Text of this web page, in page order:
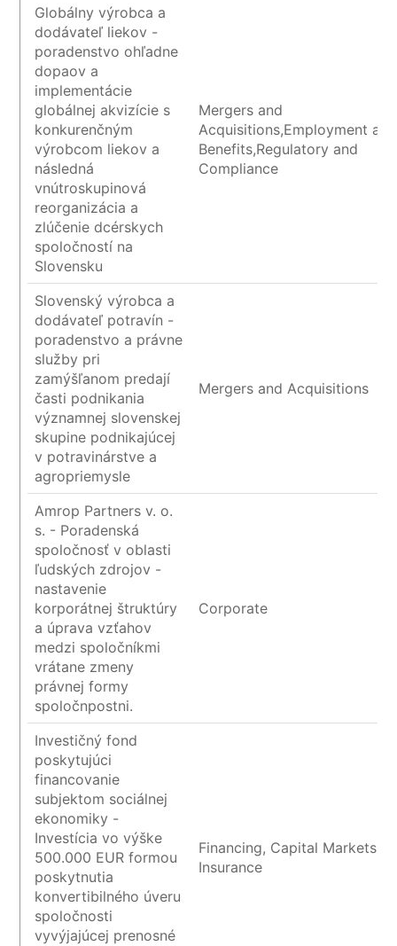
Globálny výrobca a
dodávateľ liekov -
poradenstvo ohľadne
dopaov a
implementácie
globálnej akvizície s
konkurenčným
výrobcom liekov a
následná
vnútroskupinová
reorganizácia a
zlúčenie dcérskych
spoločností na
Slovensku
Mergers and
Acquisitions,Employment and
Benefits,Regulatory and
Compliance
Slovenský výrobca a
dodávateľ potravín -
poradenstvo a právne
služby pri
zamýšľanom predají
časti podnikania
významnej slovenskej
skupine podnikajúcej
v potravinárstve a
agropriemysle
Mergers and Acquisitions
Amrop Partners v. o.
s. - Poradenská
spoločnosť v oblasti
ľudských zdrojov -
nastavenie
korporátnej štruktúry
a úprava vzťahov
medzi spoločníkmi
vrátane zmeny
právnej formy
spoločnpostni.
Corporate
Investičný fond
poskytujúci
financovanie
subjektom sociálnej
ekonomiky -
Investícia vo výške
500.000 EUR formou
poskytnutia
konvertibilného úveru
spoločnosti
vyvýjajúcej prenosné
Financing, Capital Markets
Insurance